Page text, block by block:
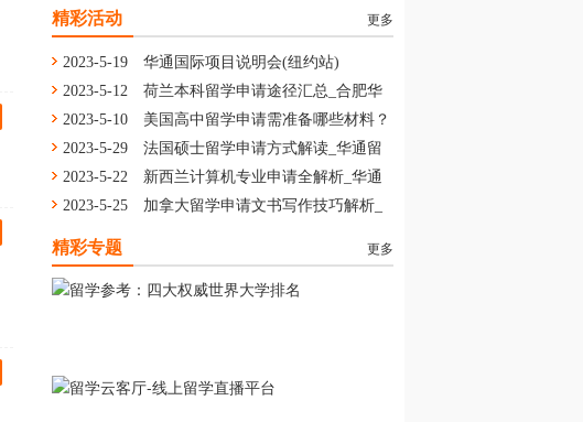
精彩活动 更多
2023-5-19
华通国际项目说明会(纽约站)
2023-5-12
荷兰本科留学申请途径汇总_合肥华
通留学
2023-5-10
美国高中留学申请需准备哪些材料？
舟山华通留学
2023-5-29
法国硕士留学申请方式解读_华通留
学
2023-5-22
新西兰计算机专业申请全解析_华通
留学
2023-5-25
加拿大留学申请文书写作技巧解析_
华通留学
精彩专题 更多